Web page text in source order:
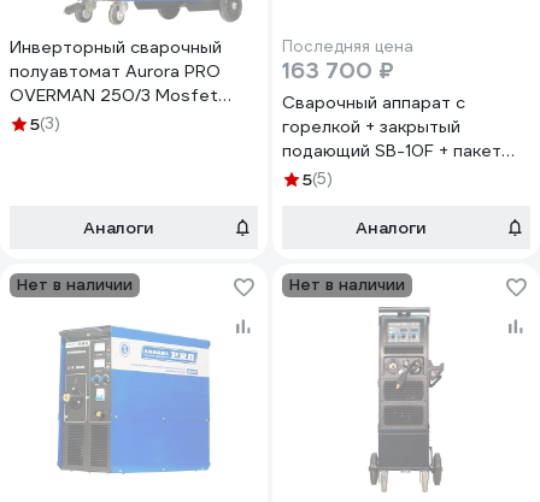
Инверторный сварочный
полуавтомат Aurora PRO
OVERMAN 250/3 Mosfet
10043
5(3)
Аналоги
Последняя цена
163 700 ₽
Сварочный аппарат с
горелкой + закрытый
подающий SB-10F + пакет
проводов + аттестат НАКС
5(5)
Аналоги
Нет в наличии Нет в наличии